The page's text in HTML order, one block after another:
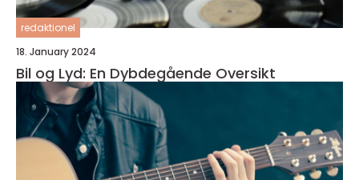
redaktionel
18. January 2024
Bil og Lyd: En Dybdegående Oversikt